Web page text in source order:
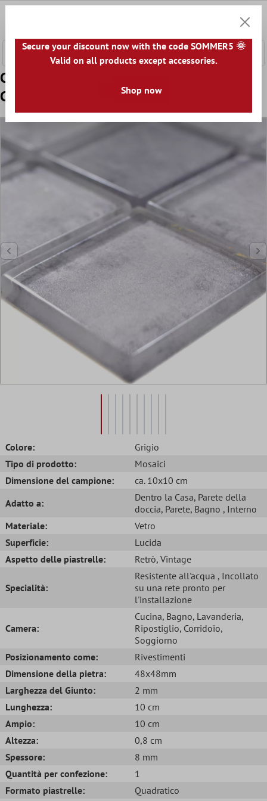
Campione Mosaico Di Vetro Piastrelle
Clementine Grigio
Colore:
Grigio
Tipo di prodotto:
Mosaici
Dimensione del campione:
ca. 10x10 cm
Adatto a:
Dentro la Casa, Parete della
doccia, Parete, Bagno , Interno
Materiale:
Vetro
Superficie:
Lucida
Aspetto delle piastrelle:
Retrò, Vintage
Specialità:
Resistente all'acqua , Incollato
su una rete pronto per
l'installazione
Camera:
Cucina, Bagno, Lavanderia,
Ripostiglio, Corridoio,
Soggiorno
Posizionamento come:
Rivestimenti
Dimensione della pietra:
48x48mm
Larghezza del Giunto:
2 mm
Lunghezza:
10 cm
Ampio:
10 cm
Altezza:
0,8 cm
Spessore:
8 mm
Quantità per confezione:
1
Formato piastrelle:
Quadratico
Secure your discount now with the code SOMMER5 🌞
Valid on all products except accessories.
Shop now